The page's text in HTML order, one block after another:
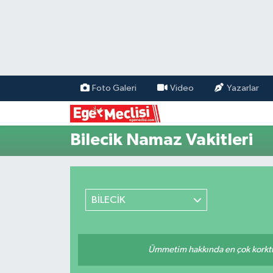
Foto Galeri Video Yazarlar
Bilecik Namaz Vakitleri
BİLECİK
Ümmetim hakkında en çok
EKONOMİ
GÜNCEL
Programlar